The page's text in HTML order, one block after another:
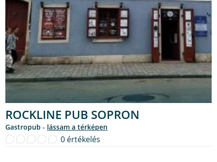
ROCKLINE PUB SOPRON
gastropub - lássam a térképen
0 értékelés